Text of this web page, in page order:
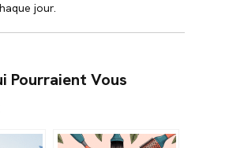
jour.
Pourraient Vous